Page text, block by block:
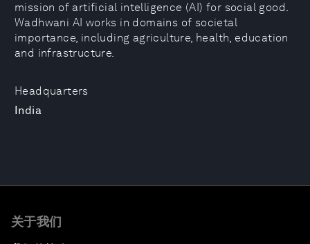
Headquarters
India
mission of artificial intelligence (AI) for social good.
Wadhwani AI works in domains of societal
importance, including agriculture, health, education
and infrastructure.
关于我们